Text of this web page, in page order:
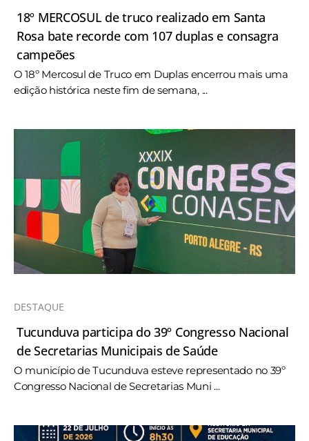
18º MERCOSUL de truco realizado em Santa
Rosa bate recorde com 107 duplas e consagra
campeões
O 18º Mercosul de Truco em Duplas encerrou mais uma
edição histórica neste fim de semana, ...
DESTAQUE
Tucunduva participa do 39º Congresso Nacional
de Secretarias Municipais de Saúde
O município de Tucunduva esteve representado no 39º
Congresso Nacional de Secretarias Muni ...